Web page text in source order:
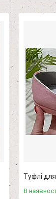
Туфлі
В